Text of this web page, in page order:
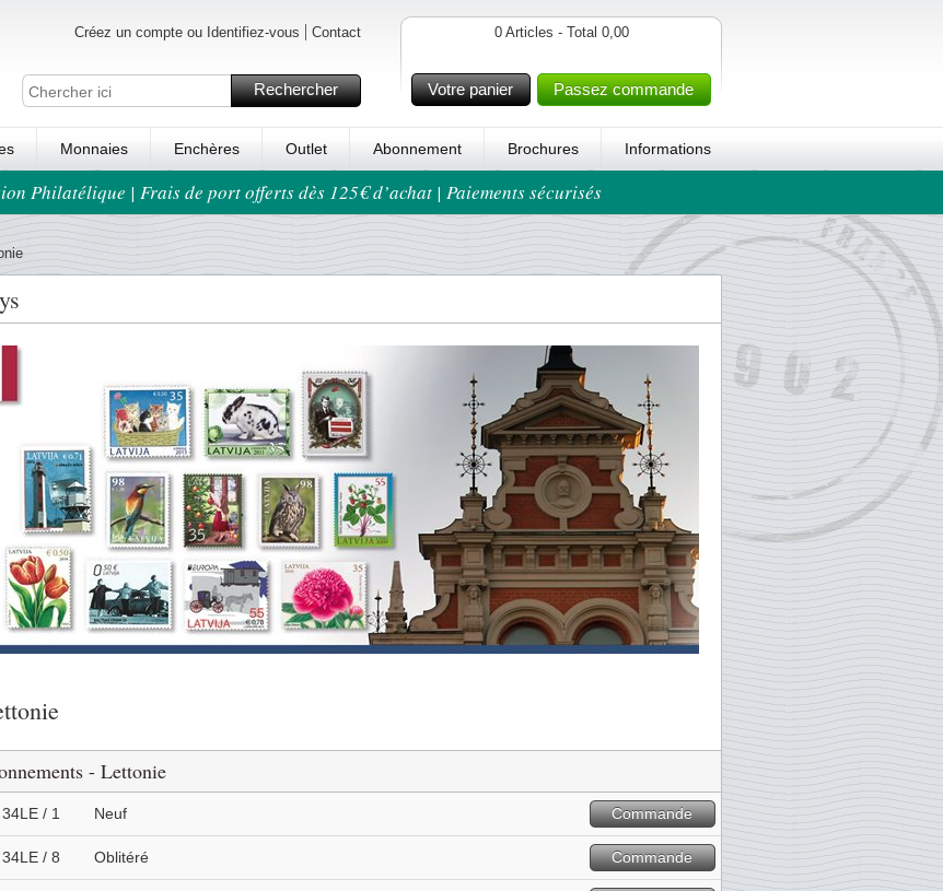
Créez un compte ou Identifiez-vous Contact
Rechercher
0 Articles - Total 0,00
Votre panier Passez commande
Monnaies Enchères Outlet Abonnement Brochures Informations
Philatélique | Frais de port offerts dès 125€ d’achat | Paiements sécurisés
- Lettonie
/ 1 Neuf Commande
/ 8 Oblitéré Commande